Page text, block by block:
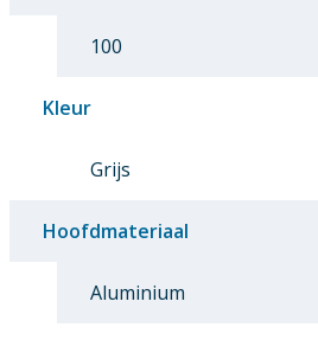
100
Kleur
Grijs
Hoofdmateriaal
Aluminium